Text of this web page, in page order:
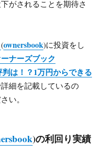
がされることを期待さ
(ownersbook)に投資をし
ナーズブック
は！？1万円からできる
詳細を記載しているの
い。
)の利回り実績